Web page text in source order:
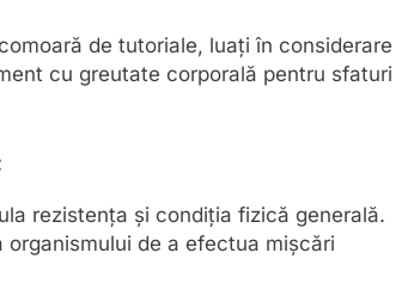
de tutoriale, luați în considerare
cu greutate corporală pentru sfaturi
rezistența și condiția fizică generală.
de a efectua mișcări